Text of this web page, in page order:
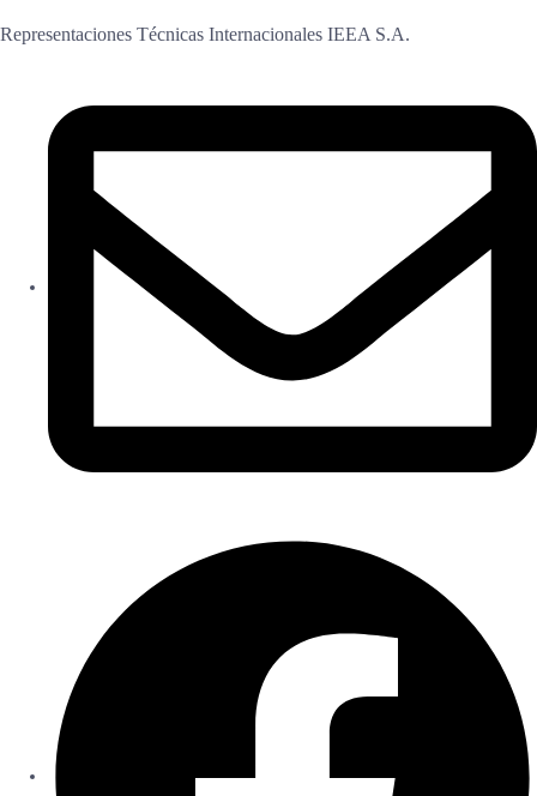
Representaciones Técnicas Internacionales IEEA S.A.